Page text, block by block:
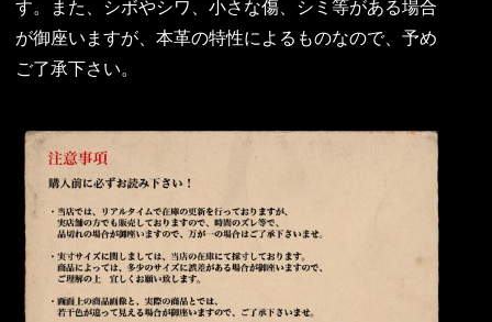
す。また、シボやシワ、小さな傷、シミ等がある場合
が御座いますが、本革の特性によるものなので、予め
ご了承下さい。